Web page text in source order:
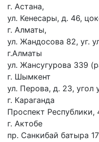
г. Астана,
ул. Кенесары, д. 46,
г. Алматы,
ул. Жандосова 82, уг.
г.Алматы
ул. Жансугурова 339
г. Шымкент
ул. Перова, д. 23, угол
г. Караганда
Проспект Республики,
г. Актобе
пр. Санкибай батыра